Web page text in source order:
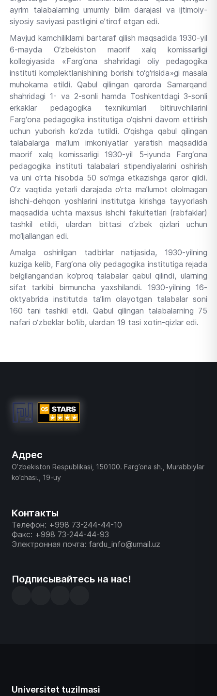
ayrim talabalarning umumiy bilim darajasi va ijtimoiy-
siyosiy saviyasi pastligini e’tirof etgan edi.
Mavjud kamchiliklarni bartaraf qilish maqsadida 1930-yil
6-mayda O‘zbekiston maorif xalq komissarligi
kollegiyasida «Farg‘ona shahridagi oliy pedagogika
instituti komplektlanishining borishi to‘g‘risida»gi masala
muhokama etildi. Qabul qilingan qarorda Samarqand
shahridagi 1- va 2-sonli hamda Toshkentdagi 3-sonli
erkaklar pedagogika texnikumlari bitiruvchilarini
Farg‘ona pedagogika institutiga o‘qishni davom ettirish
uchun yuborish ko‘zda tutildi. O‘qishga qabul qilingan
talabalarga ma’lum imkoniyatlar yaratish maqsadida
maorif xalq komissarligi 1930-yil 5-iyunda Farg‘ona
pedagogika instituti talabalari stipendiyalarini oshirish
va uni o‘rta hisobda 50 so‘mga etkazishga qaror qildi.
O‘z vaqtida yetarli darajada o‘rta ma’lumot ololmagan
ishchi-dehqon yoshlarini institutga kirishga tayyorlash
maqsadida uchta maxsus ishchi fakultetlari (rabfaklar)
tashkil etildi, ulardan bittasi o‘zbek qizlari uchun
mo‘ljallangan edi.
Amalga oshirilgan tadbirlar natijasida, 1930-yilning
kuziga kelib, Farg‘ona oliy pedagogika institutiga rejada
belgilangandan ko‘proq talabalar qabul qilindi, ularning
sifat tarkibi birmuncha yaxshilandi. 1930-yilning 16-
oktyabrida institutda ta’lim olayotgan talabalar soni
160 tani tashkil etdi. Qabul qilingan talabalarning 75
nafari o‘zbeklar bo‘lib, ulardan 19 tasi xotin-qizlar edi.
Адрес
O’zbekiston Respublikasi, 150100. Farg’ona sh., Murabbiylar
ko’chasi., 19-uy
Контакты
Телефон: +998 73-244-44-10
Факс: +998 73-244-44-93
Электронная почта: fardu_info@umail.uz
Подписывайтесь на нас!
Universitet tuzilmasi